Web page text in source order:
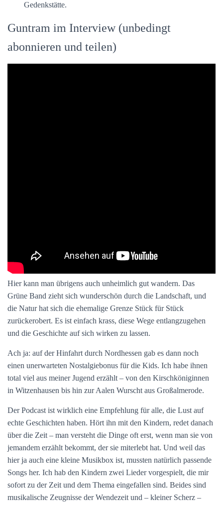
Gedenkstätte.
Guntram im Interview (unbedingt
abonnieren und teilen)
Hier kann man übrigens auch unheimlich gut wandern. Das
Grüne Band zieht sich wunderschön durch die Landschaft, und
die Natur hat sich die ehemalige Grenze Stück für Stück
zurückerobert. Es ist einfach krass, diese Wege entlangzugehen
und die Geschichte auf sich wirken zu lassen.
Ach ja: auf der Hinfahrt durch Nordhessen gab es dann noch
einen unerwarteten Nostalgiebonus für die Kids. Ich habe ihnen
total viel aus meiner Jugend erzählt – von den Kirschköniginnen
in Witzenhausen bis hin zur Aalen Wurscht aus Großalmerode.
Der Podcast ist wirklich eine Empfehlung für alle, die Lust auf
echte Geschichten haben. Hört ihn mit den Kindern, redet danach
über die Zeit – man versteht die Dinge oft erst, wenn man sie von
jemandem erzählt bekommt, der sie miterlebt hat. Und weil das
hier ja auch eine kleine Musikbox ist, mussten natürlich passende
Songs her. Ich hab den Kindern zwei Lieder vorgespielt, die mir
sofort zu der Zeit und dem Thema eingefallen sind. Beides sind
musikalische Zeugnisse der Wendezeit und – kleiner Scherz –